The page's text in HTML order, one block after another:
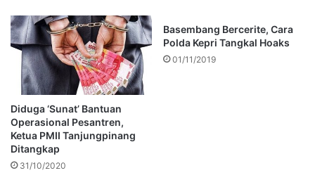
Diduga ‘Sunat’ Bantuan
Operasional Pesantren,
Ketua PMII Tanjungpinang
Ditangkap
31/10/2020
Basembang Bercerite, Cara
Polda Kepri Tangkal Hoaks
01/11/2019